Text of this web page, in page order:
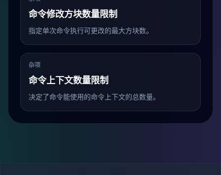
命令修改方块数量限制
指定单次命令执行可更改的最大方块数。
杂项
命令上下文数量限制
决定了命令能使用的命令上下文的总数量。